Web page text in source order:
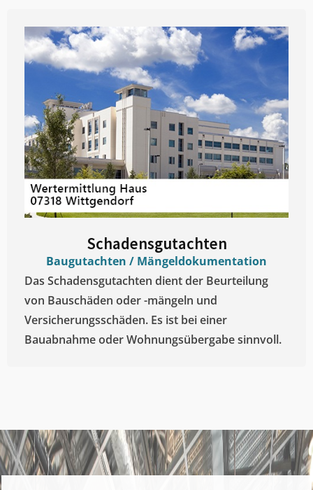
Schadensgutachten
Baugutachten / Mängeldokumentation
Das Schadensgutachten dient der Beurteilung
von Bauschäden oder -mängeln und
Versicherungsschäden. Es ist bei einer
Bauabnahme oder Wohnungsübergabe sinnvoll.